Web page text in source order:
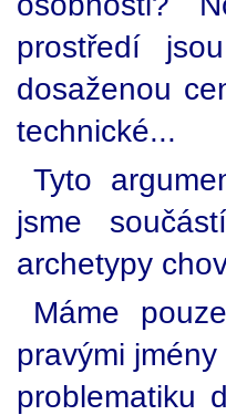
prostředí
dosaženou
technické...
Tyto
jsme
archetypy
Máme
pravými
problematiku